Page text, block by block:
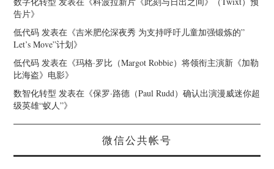
告片》
低代码 发表在《吉米肥伦深夜秀 为支持呼吁儿童加强锻炼的”
Let’s Move”计划》
低代码 发表在《玛格·罗比（Margot Robbie）将领衔主演新《加勒
比海盗》电影》
数智化转型 发表在《保罗·路德（Paul Rudd）确认出演漫威迷你超
级英雄“蚁人”》
微信公共帐号